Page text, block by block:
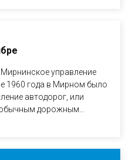
управление
1960 года в Мирном было
автодорог, или
дорожным...